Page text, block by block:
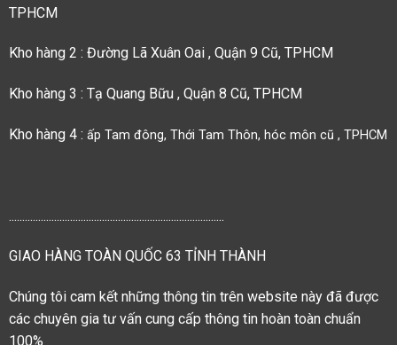
TPHCM
Kho hàng 2 : Đường Lã Xuân Oai , Quận 9 Cũ, TPHCM
Kho hàng 3 : Tạ Quang Bữu , Quận 8 Cũ, TPHCM
Kho hàng 4 : ấp Tam đông, Thới Tam Thôn, hóc môn cũ , TPHCM
.................................................................................
GIAO HÀNG TOÀN QUỐC 63 TỈNH THÀNH
Chúng tôi cam kết những thông tin trên website này đã được
các chuyên gia tư vấn cung cấp thông tin hoàn toàn chuẩn
100%